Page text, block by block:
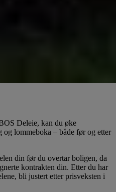
Deleie, kan du øke
og lommeboka – både før og etter
din før du overtar boligen, da
kontrakten din. Etter du har
bli justert etter prisveksten i